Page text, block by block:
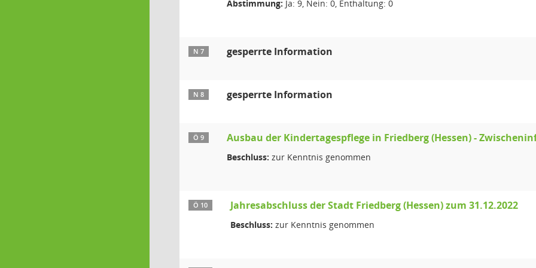
Abstimmung: Ja: 9, Nein: 0, Enthaltung: 0
N 7 gesperrte Information
N 8 gesperrte Information
Ö 9 Ausbau der Kindertagespflege in Friedberg (Hessen) -
Beschluss: zur Kenntnis genommen
Ö 10 Jahresabschluss der Stadt Friedberg (Hessen) zum 31.12.2022
Beschluss: zur Kenntnis genommen